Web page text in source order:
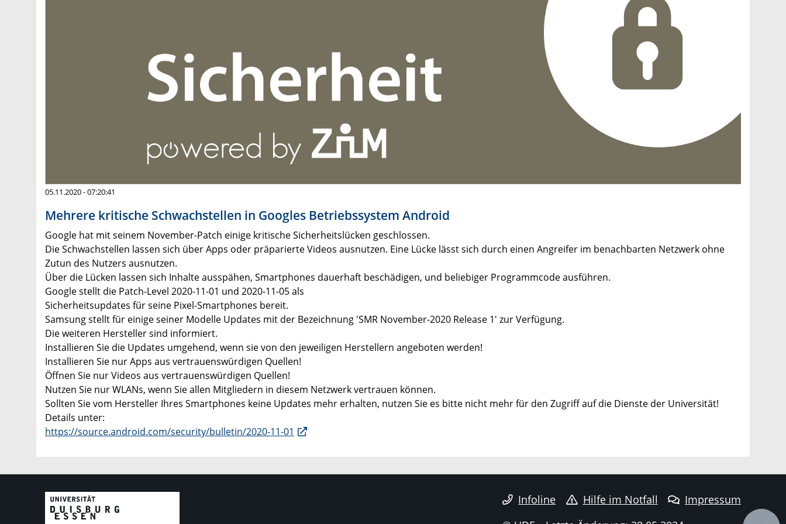
05.11.2020 - 07:20:41
Mehrere kritische Schwachstellen in Googles Betriebssystem Android
Google hat mit seinem November-Patch einige kritische Sicherheitslücken geschlossen.
Die Schwachstellen lassen sich über Apps oder präparierte Videos ausnutzen. Eine Lücke lässt sich durch einen Angreifer im benachbarten Netzwerk ohne
Zutun des Nutzers ausnutzen.
Über die Lücken lassen sich Inhalte ausspähen, Smartphones dauerhaft beschädigen, und beliebiger Programmcode ausführen.
Google stellt die Patch-Level 2020-11-01 und 2020-11-05 als
Sicherheitsupdates für seine Pixel-Smartphones bereit.
Samsung stellt für einige seiner Modelle Updates mit der Bezeichnung 'SMR November-2020 Release 1' zur Verfügung.
Die weiteren Hersteller sind informiert.
Installieren Sie die Updates umgehend, wenn sie von den jeweiligen Herstellern angeboten werden!
Installieren Sie nur Apps aus vertrauenswürdigen Quellen!
Öffnen Sie nur Videos aus vertrauenswürdigen Quellen!
Nutzen Sie nur WLANs, wenn Sie allen Mitgliedern in diesem Netzwerk vertrauen können.
Sollten Sie vom Hersteller Ihres Smartphones keine Updates mehr erhalten, nutzen Sie es bitte nicht mehr für den Zugriff auf die Dienste der Universität!
Details unter:
https://source.android.com/security/bulletin/2020-11-01
Infoline Hilfe im Notfall
Impressum